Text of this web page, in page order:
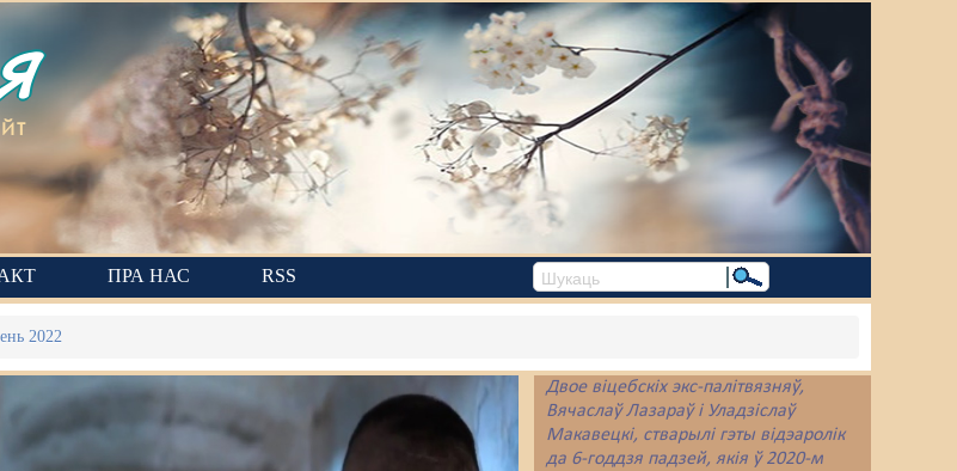
ПРА НАС RSS
2022
Двое віцебскіх экс-палітвязняў,
Вячаслаў Лазараў і Уладзіслаў
Макавецкі, стварылі гэты відэаролік
да 6-годдзя падзей, якія ў 2020-м